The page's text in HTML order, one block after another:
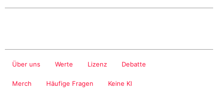
Über uns Werte Lizenz Debatte
Merch Häufige Fragen Keine KI